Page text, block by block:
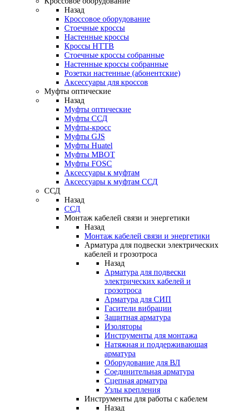
Назад
Кроссовое оборудование
Стоечные кроссы
Настенные кроссы
Кроссы HTTB
Стоечные кроссы собранные
Настенные кроссы собранные
Розетки настенные (абонентские)
Аксессуары для кроссов
Муфты оптические
Назад
Муфты оптические
Муфты ССД
Муфты-кросс
Муфты GJS
Муфты Huatel
Муфты МВОТ
Муфты FOSC
Аксессуары к муфтам
Аксессуары к муфтам ССД
ССД
Назад
ССД
Монтаж кабелей связи и энергетики
Назад
Монтаж кабелей связи и энергетики
Арматура для подвески электрических
кабелей и грозотроса
Назад
Арматура для подвески
электрических кабелей и
грозотроса
Арматура для СИП
Гасители вибрации
Защитная арматура
Изоляторы
Инструменты для монтажа
Натяжная и поддерживающая
арматура
Оборудование для ВЛ
Соединительная арматура
Сцепная арматура
Узлы крепления
Инструменты для работы с кабелем
Назад